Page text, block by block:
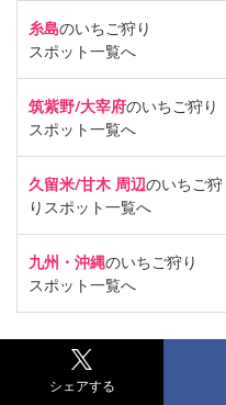
糸島のいちご狩り
スポット一覧へ
筑紫野/大宰府のいちご狩り
スポット一覧へ
久留米/甘木 周辺のいちご狩
り スポット一覧へ
九州・沖縄のいちご狩り
スポット一覧へ
シェアする